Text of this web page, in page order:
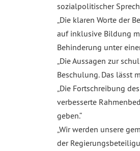
sozialpolitischer
„Die klaren Worte der
auf inklusive Bildung
Behinderung unter
„Die Aussagen zur
Beschulung. Das lässt
„Die Fortschreibung
verbesserte
geben.“
„Wir werden unsere
der